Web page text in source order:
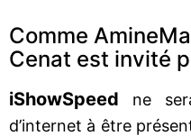
Comme
Cenat est invité
iShowSpeed
ne
d’internet à être